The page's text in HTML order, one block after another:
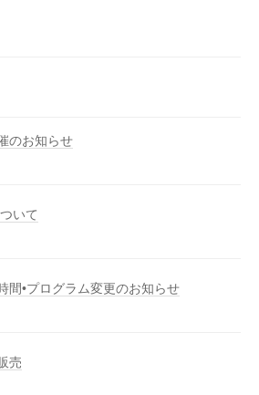
のお知らせ
いて
間•プログラム変更のお知らせ
売